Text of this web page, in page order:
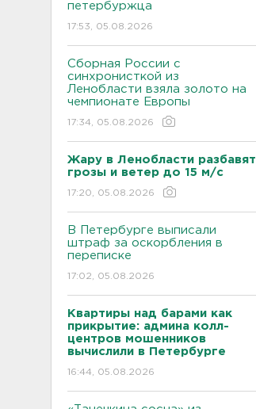
петербуржца
17:53, 05.08.2026
Сборная России с
синхронисткой из
Ленобласти взяла золото на
чемпионате Европы
17:34, 05.08.2026
Жару в Ленобласти разбавят
грозы и ветер до 15 м/с
17:20, 05.08.2026
В Петербурге выписали
штраф за оскорбления в
переписке
17:02, 05.08.2026
Квартиры над барами как
прикрытие: админа колл-
центров мошенников
вычислили в Петербурге
16:44, 05.08.2026